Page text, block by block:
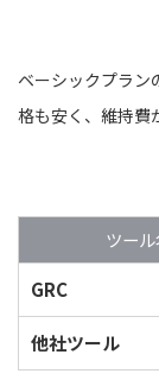
ベーシックプラン
格も安く、維持費
ツー
GRC
他社ツール